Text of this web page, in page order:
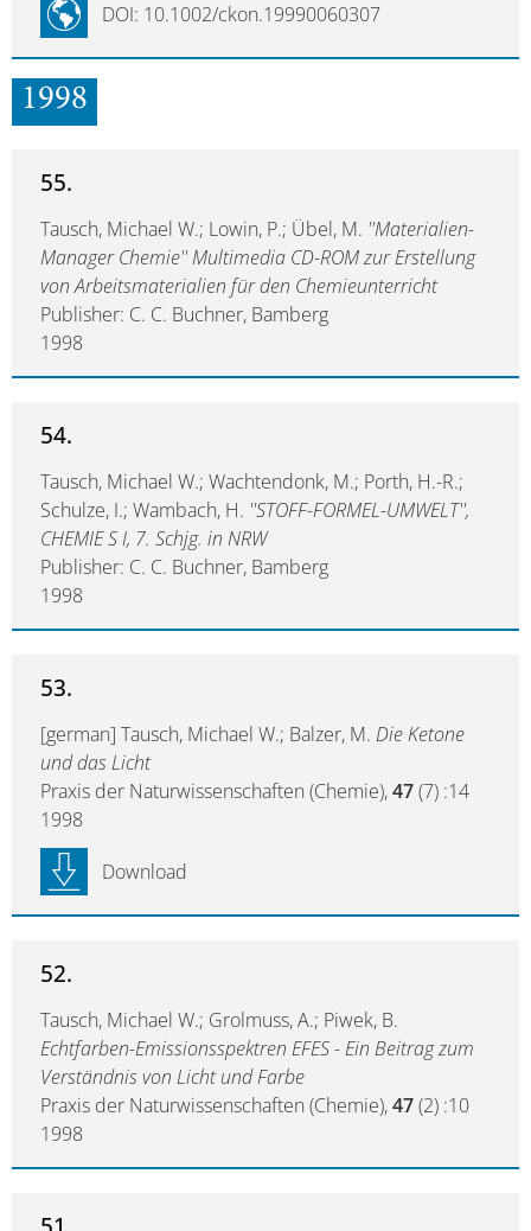
DOI: 10.1002/ckon.19990060307
1998
55.
Tausch, Michael W.; Lowin, P.; Übel, M. ''Materialien-
Manager Chemie'' Multimedia CD-ROM zur Erstellung
von Arbeitsmaterialien für den Chemieunterricht
Publisher: C. C. Buchner, Bamberg
1998
54.
Tausch, Michael W.; Wachtendonk, M.; Porth, H.-R.;
Schulze, I.; Wambach, H. ''STOFF-FORMEL-UMWELT'',
CHEMIE S I, 7. Schjg. in NRW
Publisher: C. C. Buchner, Bamberg
1998
53.
[german] Tausch, Michael W.; Balzer, M. Die Ketone
und das Licht
Praxis der Naturwissenschaften (Chemie),47(7) :14
1998
Download
52.
Tausch, Michael W.; Grolmuss, A.; Piwek, B.
Echtfarben-Emissionsspektren EFES - Ein Beitrag zum
Verständnis von Licht und Farbe
Praxis der Naturwissenschaften (Chemie),47(2) :10
1998